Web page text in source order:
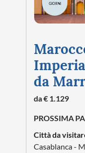
GIORNI
da
da € 1.129
PROSSIMA
Città da
Casablanca -